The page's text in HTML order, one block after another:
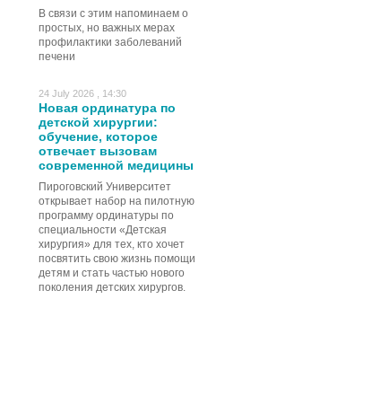
В связи с этим напоминаем о
простых, но важных мерах
профилактики заболеваний
печени
24 July 2026 , 14:30
Новая ординатура по
детской хирургии:
обучение, которое
отвечает вызовам
современной медицины
Пироговский Университет
открывает набор на пилотную
программу ординатуры по
специальности «Детская
хирургия» для тех, кто хочет
посвятить свою жизнь помощи
детям и стать частью нового
поколения детских хирургов.